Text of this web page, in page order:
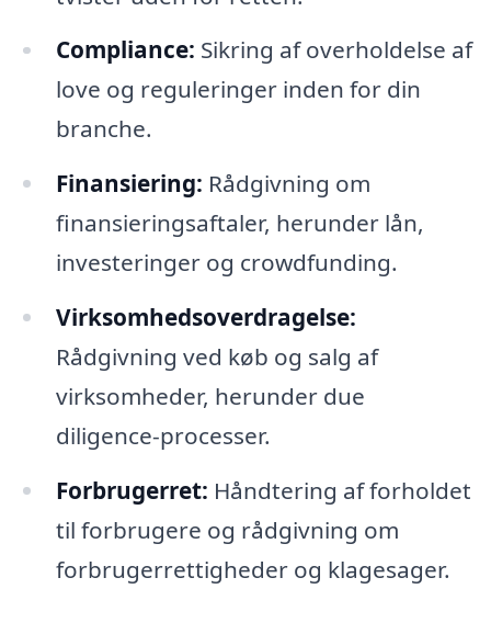
Compliance: Sikring af overholdelse af
love og reguleringer inden for din
branche.
Finansiering: Rådgivning om
finansieringsaftaler, herunder lån,
investeringer og crowdfunding.
Virksomhedsoverdragelse:
Rådgivning ved køb og salg af
virksomheder, herunder due
diligence-processer.
Forbrugerret: Håndtering af forholdet
til forbrugere og rådgivning om
forbrugerrettigheder og klagesager.